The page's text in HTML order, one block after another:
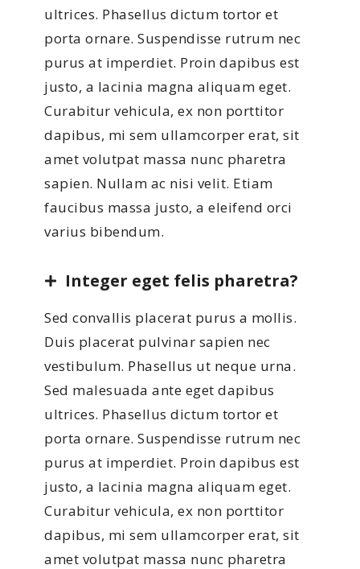
ultrices. Phasellus dictum tortor et
porta ornare. Suspendisse rutrum nec
purus at imperdiet. Proin dapibus est
justo, a lacinia magna aliquam eget.
Curabitur vehicula, ex non porttitor
dapibus, mi sem ullamcorper erat, sit
amet volutpat massa nunc pharetra
sapien. Nullam ac nisi velit. Etiam
faucibus massa justo, a eleifend orci
varius bibendum.
Integer eget felis pharetra?
Sed convallis placerat purus a mollis.
Duis placerat pulvinar sapien nec
vestibulum. Phasellus ut neque urna.
Sed malesuada ante eget dapibus
ultrices. Phasellus dictum tortor et
porta ornare. Suspendisse rutrum nec
purus at imperdiet. Proin dapibus est
justo, a lacinia magna aliquam eget.
Curabitur vehicula, ex non porttitor
dapibus, mi sem ullamcorper erat, sit
amet volutpat massa nunc pharetra